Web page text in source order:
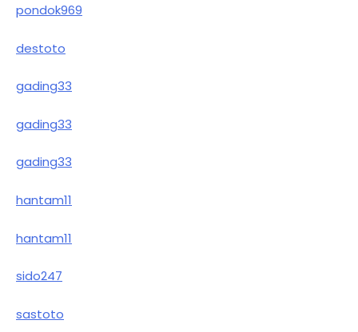
pondok969
destoto
gading33
gading33
gading33
hantam11
hantam11
sido247
sastoto